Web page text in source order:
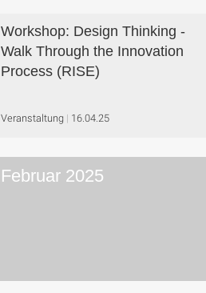
Workshop: Design Thinking -
Walk Through the Innovation
Process (RISE)
Veranstaltung 16.04.25
Februar 2025